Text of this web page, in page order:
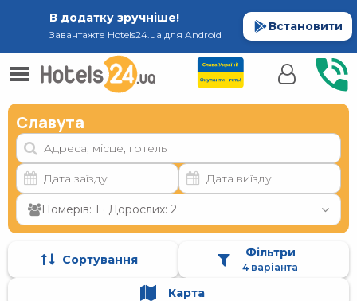
В додатку зручніше!
Завантажте Hotels24.ua для Android
Встановити
Славута
Номерів: 1 · Дорослих: 2
Сортування Фільтри
4 варіанта
Карта